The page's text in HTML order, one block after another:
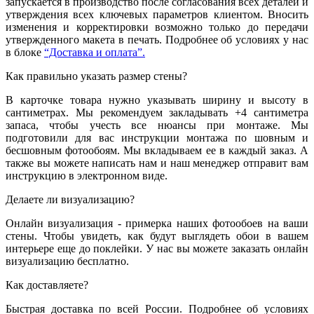
утверждения всех ключевых параметров клиентом. Вносить
изменения и корректировки возможно только до передачи
утвержденного макета в печать. Подробнее об условиях у нас
в блоке “Доставка и оплата”.
Как правильно указать размер стены?
В карточке товара нужно указывать ширину и высоту в
сантиметрах. Мы рекомендуем закладывать +4 сантиметра
запаса, чтобы учесть все нюансы при монтаже. Мы
подготовили для вас инструкции монтажа по шовным и
бесшовным фотообоям. Мы вкладываем ее в каждый заказ. А
также вы можете написать нам и наш менеджер отправит вам
инструкцию в электронном виде.
Делаете ли визуализацию?
Онлайн визуализация - примерка наших фотообоев на ваши
стены. Чтобы увидеть, как будут выглядеть обои в вашем
интерьере еще до поклейки. У нас вы можете заказать онлайн
визуализацию бесплатно.
Как доставляете?
Быстрая доставка по всей России. Подробнее об условиях